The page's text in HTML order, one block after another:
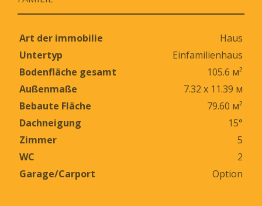
Art der immobilie
Haus
Untertyp
Einfamilienhaus
Bodenfläche gesamt
105.6 м²
Außenmaße
7.32 х 11.39 м
Bebaute Fläche
79.60 м²
Dachneigung
15°
Zimmer
5
WC
2
Garage/Carport
Option